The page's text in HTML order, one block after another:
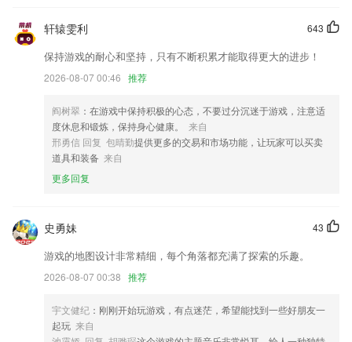
按月发放工资，按需匹配规模
修复播放器播放失败问题
全新应用上架
联系我们
以上就是天天彩票下载的介绍，如果您喜欢这款软件，您可以到应用商店
进行打分评论，说出您的使用经历，以帮助我们更好的对产品进行优化修
643
轩辕雯利
保持游戏的耐心和坚持，只有不断积累才能取得更大的进步！
2026-08-07 00:46 推荐
阎树翠 ：在游戏中保持积极的心态，不要过分沉迷于游戏，注意适
度休息和锻炼，保持身心健康。
来自
邢勇信 回复 包晴勤提供更多的交易和市场功能，让玩家可以买卖
道具和装备 来自
更多回复
43
史勇妹
游戏的地图设计非常精细，每个角落都充满了探索的乐趣。
2026-08-07 00:38 推荐
宇文健纪 ：刚刚开始玩游戏，有点迷茫，希望能找到一些好朋友一
起玩 来自